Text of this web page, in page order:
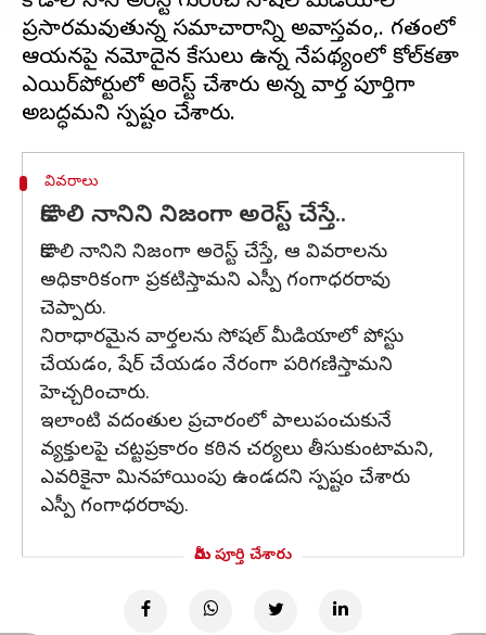
ప్రసారమవుతున్న సమాచారాన్ని అవాస్తవం,. గతంలో
ఆయనపై నమోదైన కేసులు ఉన్న నేపథ్యంలో కోల్‌కతా
ఎయిర్‌పోర్టులో అరెస్ట్ చేశారు అన్న వార్త పూర్తిగా
వివరాలు
కొడాలి నానిని నిజంగా అరెస్ట్ చేస్తే..
కొడాలి నానిని నిజంగా అరెస్ట్ చేస్తే, ఆ వివరాలను
అధికారికంగా ప్రకటిస్తామని ఎస్పీ గంగాధరరావు
చెప్పారు.
నిరాధారమైన వార్తలను సోషల్ మీడియాలో పోస్టు
చేయడం, షేర్ చేయడం నేరంగా పరిగణిస్తామని
హెచ్చరించారు.
ఇలాంటి వదంతుల ప్రచారంలో పాలుపంచుకునే
వ్యక్తులపై చట్టప్రకారం కఠిన చర్యలు తీసుకుంటామని,
ఎవరికైనా మినహాయింపు ఉండదని స్పష్టం చేశారు
ఎస్పీ గంగాధరరావు.
మీరు పూర్తి చేశారు